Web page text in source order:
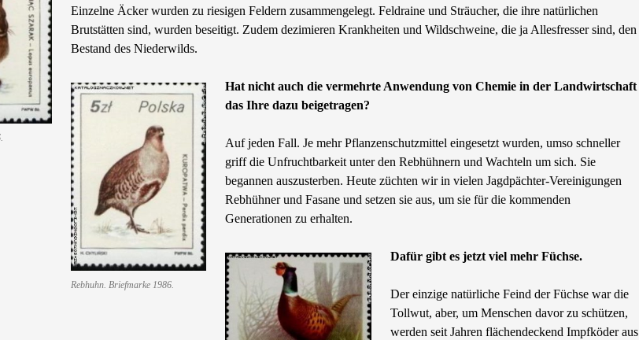
Einzelne Äcker wurden zu riesigen Feldern zusammengelegt. Feldraine und Sträucher, die ihre natürlichen
Brutstätten sind, wurden beseitigt. Zudem dezimieren Krankheiten und Wildschweine, die ja Allesfresser sind, den
Bestand des Niederwilds.
Rebhuhn. Briefmarke 1986.
Hat nicht auch die vermehrte Anwendung von Chemie in der Landwirtschaft
das Ihre dazu beigetragen?
Auf jeden Fall. Je mehr Pflanzenschutzmittel eingesetzt wurden, umso schneller
griff die Unfruchtbarkeit unter den Rebhühnern und Wachteln um sich. Sie
begannen auszusterben. Heute züchten wir in vielen Jagdpächter-Vereinigungen
Rebhühner und Fasane und setzen sie aus, um sie für die kommenden
Generationen zu erhalten.
Dafür gibt es jetzt viel mehr Füchse.
Der einzige natürliche Feind der Füchse war die
Tollwut, aber, um Menschen davor zu schützen,
werden seit Jahren flächendeckend Impfköder aus